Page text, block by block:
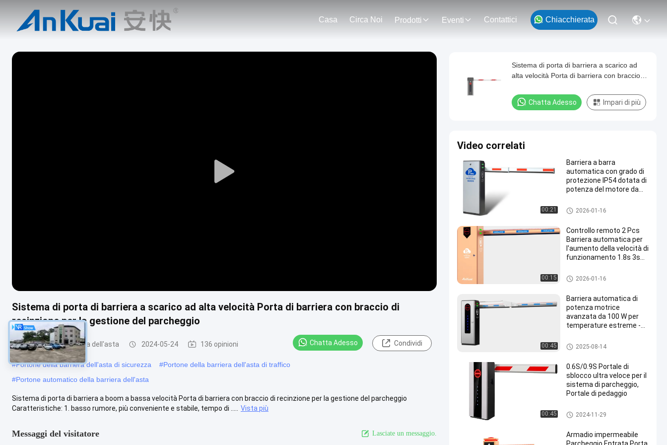
Casa Circa Noi Prodotti Eventi Contattici Chiacchierata
Play
Sistema di porta di barriera a scarico ad alta velocità Porta di barriera con braccio di
recinzione per la gestione del parcheggio
Portone della barriera dell'asta 2024-05-24 136 opinioni Chatta Adesso Condividi
#Portone della barriera dell'asta di sicurezza #Portone della barriera dell'asta di traffico
#Portone automatico della barriera dell'asta
Sistema di porta di barriera a boom a bassa velocità Porta di barriera con braccio di recinzione per la gestione del parcheggio
Caratteristiche: 1. basso rumore, più conveniente e stabile, tempo di .....
Vista più
Messaggi del visitatore Lasciate un messaggio.
Sistema di porta di barriera a scarico ad
alta velocità Porta di barriera con braccio di
Chatta Adesso Impari di più
Video correlati
00:21
Barriera a barra
automatica con grado di
protezione IP54 dotata di
potenza del motore da
parcheggi e gestione del
traffico
Portone della barriera dell'asta
2026-01-16
00:15
Controllo remoto 2 Pcs
Barriera automatica per
l'aumento della velocità di
funzionamento 1.8s 3s
l'accesso al parcheggio e
l'automazione dei cancelli
Portone della barriera dell'asta
2026-01-16
00:45
Barriera automatica di
potenza motrice
avanzata da 100 W per
temperature estreme -30
progettazione durevole
Portone della barriera dell'asta
2025-08-14
00:45
0.6S/0.9S Portale di
sblocco ultra veloce per il
sistema di parcheggio,
Portale di pedaggio
Portone della barriera dell'asta
2024-11-29
Armadio impermeabile